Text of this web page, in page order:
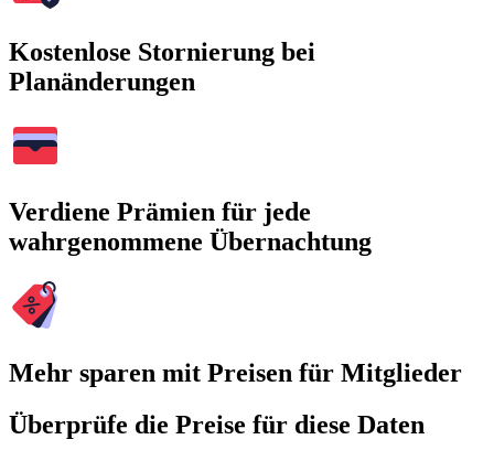
Kostenlose Stornierung bei
Planänderungen
Verdiene Prämien für jede
wahrgenommene Übernachtung
Mehr sparen mit Preisen für Mitglieder
Überprüfe die Preise für diese Daten